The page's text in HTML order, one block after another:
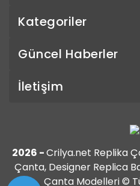
Kategoriler
Güncel Haberler
İletişim
2026 -Crilya.net Replika
Çanta, Designer Replica
Çanta Modelleri ©